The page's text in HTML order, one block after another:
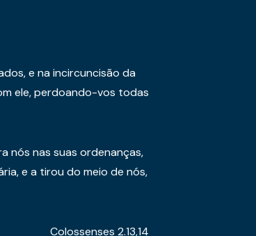
e na incircuncisão da
ele, perdoando-vos todas
nós nas suas ordenanças,
e a tirou do meio de nós,
Colossenses 2.13,14